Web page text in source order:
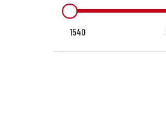
1540